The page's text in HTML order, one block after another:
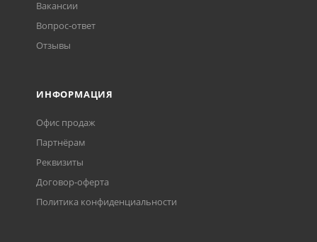
Вакансии
Вопрос-ответ
Отзывы
ИНФОРМАЦИЯ
Офис продаж
Партнёрам
Реквизиты
Договор-оферта
Политика конфиденциальности